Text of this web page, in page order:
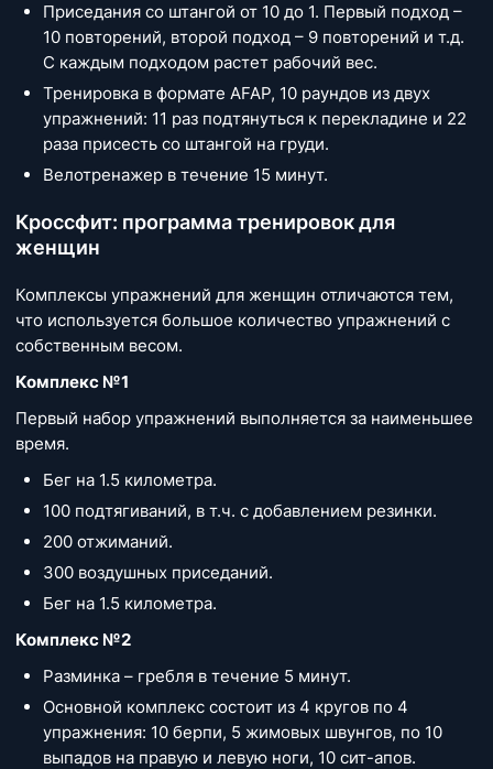
Приседания со штангой от 10 до 1. Первый подход –
10 повторений, второй подход – 9 повторений и т.д.
С каждым подходом растет рабочий вес.
Тренировка в формате AFAP, 10 раундов из двух
упражнений: 11 раз подтянуться к перекладине и 22
раза присесть со штангой на груди.
Велотренажер в течение 15 минут.
Кроссфит: программа тренировок для
женщин
Комплексы упражнений для женщин отличаются тем,
что используется большое количество упражнений с
собственным весом.
Комплекс №1
Первый набор упражнений выполняется за наименьшее
время.
Бег на 1.5 километра.
100 подтягиваний, в т.ч. с добавлением резинки.
200 отжиманий.
300 воздушных приседаний.
Бег на 1.5 километра.
Комплекс №2
Разминка – гребля в течение 5 минут.
Основной комплекс состоит из 4 кругов по 4
упражнения: 10 берпи, 5 жимовых швунгов, по 10
выпадов на правую и левую ноги, 10 сит-апов.